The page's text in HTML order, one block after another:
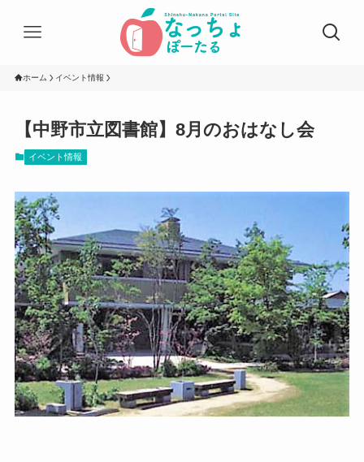
ホーム イベント情報
【中野市立図書館】8月のおはなし会
イベント情報